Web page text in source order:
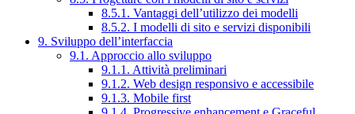
8.5.1. Vantaggi dell’utilizzo dei modelli
8.5.2. I modelli di sito e servizi disponibili
9. Sviluppo dell’interfaccia
9.1. Approccio allo sviluppo
9.1.1. Attività preliminari
9.1.2. Web design responsivo e accessibile
9.1.3. Mobile first